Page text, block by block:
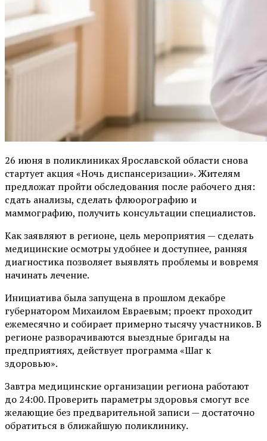
26 июня в поликлиниках Ярославской области снова
стартует акция «Ночь диспансеризации». Жителям
предложат пройти обследования после рабочего дня:
сдать анализы, сделать флюорографию и
маммографию, получить консультации специалистов.
Как заявляют в регионе, цель мероприятия — сделать
медицинские осмотры удобнее и доступнее, ранняя
диагностика позволяет выявлять проблемы и вовремя
начинать лечение.
Инициатива была запущена в прошлом декабре
губернатором Михаилом Евраевым; проект проходит
ежемесячно и собирает примерно тысячу участников. В
регионе разворачиваются выездные бригады на
предприятиях, действует программа «Шаг к
здоровью».
Завтра медицинские организации региона работают
до 24:00. Проверить параметры здоровья смогут все
желающие без предварительной записи — достаточно
обратиться в ближайшую поликлинику.